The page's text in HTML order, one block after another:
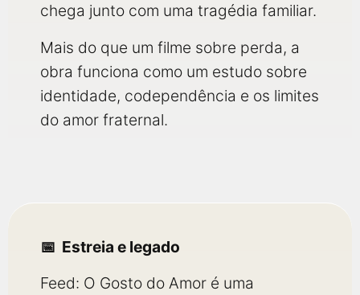
chega junto com uma tragédia familiar.
Mais do que um filme sobre perda, a
obra funciona como um estudo sobre
identidade, codependência e os limites
do amor fraternal.
Estreia e legado
Feed: O Gosto do Amor é uma